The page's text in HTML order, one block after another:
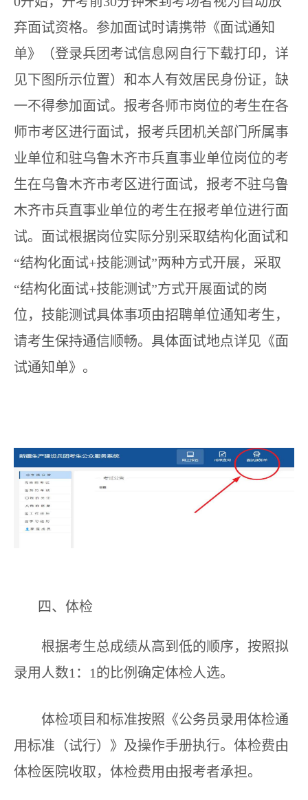
弃面试资格。参加面试时请携带《面试通知
单》（登录兵团考试信息网自行下载打印，详
见下图所示位置）和本人有效居民身份证，缺
一不得参加面试。报考各师市岗位的考生在各
师市考区进行面试，报考兵团机关部门所属事
业单位和驻乌鲁木齐市兵直事业单位岗位的考
生在乌鲁木齐市考区进行面试，报考不驻乌鲁
木齐市兵直事业单位的考生在报考单位进行面
试。面试根据岗位实际分别采取结构化面试和
“结构化面试+技能测试”两种方式开展，采取
“结构化面试+技能测试”方式开展面试的岗
位，技能测试具体事项由招聘单位通知考生，
请考生保持通信顺畅。具体面试地点详见《面
试通知单》。
四、体检
根据考生总成绩从高到低的顺序，按照拟
录用人数1：1的比例确定体检人选。
体检项目和标准按照《公务员录用体检通
用标准（试行）》及操作手册执行。体检费由
体检医院收取，体检费用由报考者承担。